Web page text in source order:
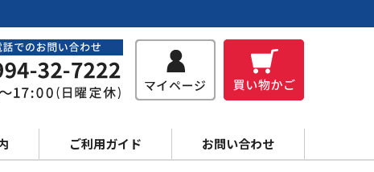
ご利用ガイド お問い合わせ